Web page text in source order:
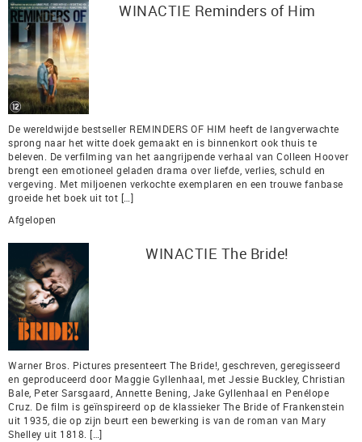
WINACTIE Reminders of Him
De wereldwijde bestseller REMINDERS OF HIM heeft de langverwachte
sprong naar het witte doek gemaakt en is binnenkort ook thuis te
beleven. De verfilming van het aangrijpende verhaal van Colleen Hoover
brengt een emotioneel geladen drama over liefde, verlies, schuld en
vergeving. Met miljoenen verkochte exemplaren en een trouwe fanbase
groeide het boek uit tot […]
Afgelopen
WINACTIE The Bride!
Warner Bros. Pictures presenteert The Bride!, geschreven, geregisseerd
en geproduceerd door Maggie Gyllenhaal, met Jessie Buckley, Christian
Bale, Peter Sarsgaard, Annette Bening, Jake Gyllenhaal en Penélope
Cruz. De film is geïnspireerd op de klassieker The Bride of Frankenstein
uit 1935, die op zijn beurt een bewerking is van de roman van Mary
Shelley uit 1818. […]